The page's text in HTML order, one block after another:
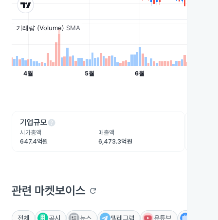
기업규모help
시가총액
647.4억원
매출액
6,473.3억원
관련 마켓보이스 refresh
전체 공시 뉴스 텔레그램 유튜브